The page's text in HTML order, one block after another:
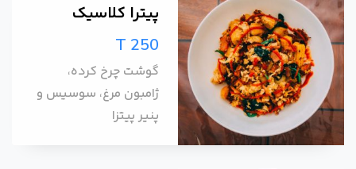
پیترا کلاسیک
T 250
گوشت چرخ کرده،
ژامبون مرغ، سوسیس و
پنیر پیتزا